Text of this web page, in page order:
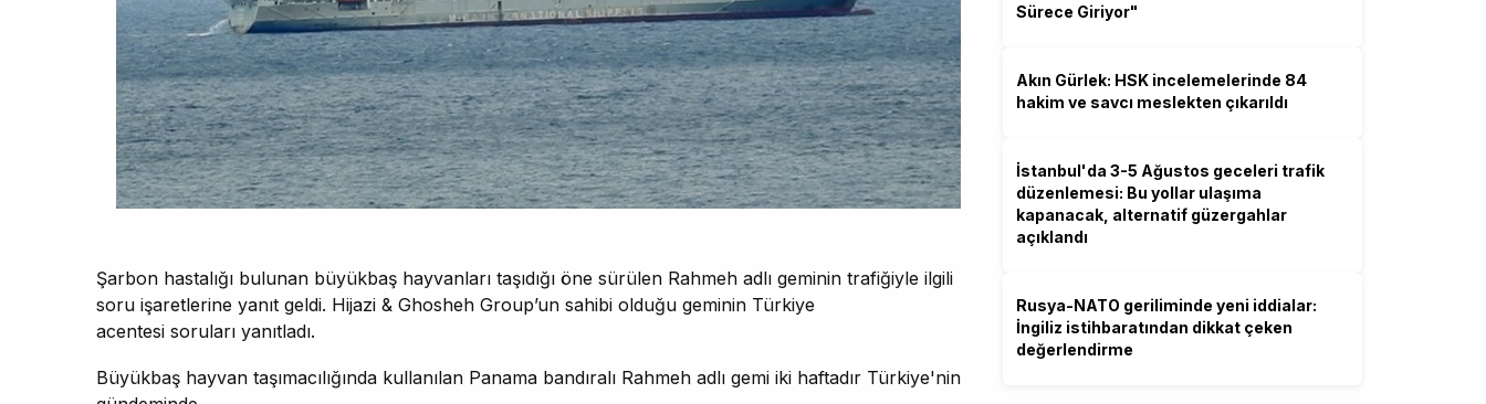
Şarbon hastalığı bulunan büyükbaş hayvanları taşıdığı öne sürülen Rahmeh adlı geminin trafiğiyle ilgili
soru işaretlerine yanıt geldi. Hijazi & Ghosheh Group’un sahibi olduğu geminin Türkiye
acentesi soruları yanıtladı.
Büyükbaş hayvan taşımacılığında kullanılan Panama bandıralı Rahmeh adlı gemi iki haftadır Türkiye'nin
Sürece Giriyor"
Akın Gürlek: HSK incelemelerinde 84
hakim ve savcı meslekten çıkarıldı
İstanbul'da 3-5 Ağustos geceleri trafik
düzenlemesi: Bu yollar ulaşıma
kapanacak, alternatif güzergahlar
açıklandı
Rusya-NATO geriliminde yeni iddialar:
İngiliz istihbaratından dikkat çeken
değerlendirme